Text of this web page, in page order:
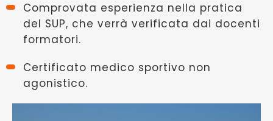
Comprovata esperienza nella pratica
del SUP, che verrà verificata dai docenti
formatori.
Certificato medico sportivo non
agonistico.